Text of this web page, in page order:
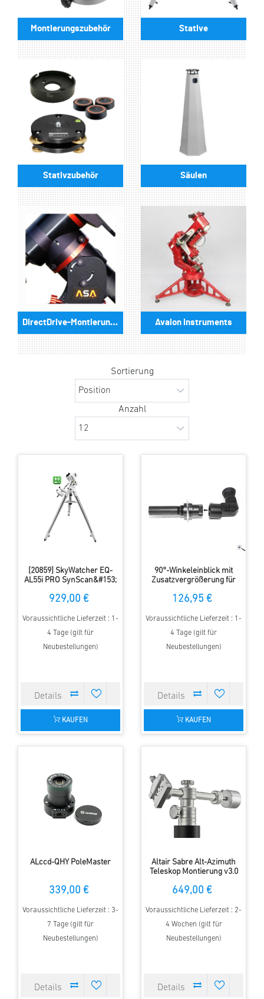
Montierungszubehör Stative
Stativzubehör Säulen
DirectDrive-Montierungen Avalon Instruments
Sortierung
Anzahl
[20859] SkyWatcher EQ-
AL55i PRO SynScan&#153;
Montierung
929,00 €
Voraussichtliche Lieferzeit : 1-
4 Tage (gilt für
Neubestellungen)
KAUFEN
90°-Winkeleinblick mit
Zusatzvergrößerung für
126,95 €
Voraussichtliche Lieferzeit : 1-
4 Tage (gilt für
Neubestellungen)
KAUFEN
ALccd-QHY PoleMaster
339,00 €
Voraussichtliche Lieferzeit : 3-
7 Tage (gilt für
Neubestellungen)
Altair Sabre Alt-Azimuth
Teleskop Montierung v3.0
649,00 €
Voraussichtliche Lieferzeit : 2-
4 Wochen (gilt für
Neubestellungen)